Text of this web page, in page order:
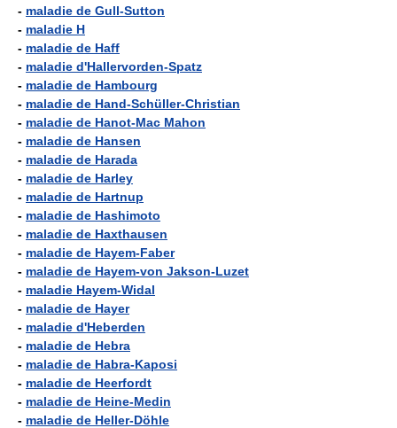
- maladie de Gull-Sutton
- maladie H
- maladie de Haff
- maladie d'Hallervorden-Spatz
- maladie de Hambourg
- maladie de Hand-Schüller-Christian
- maladie de Hanot-Mac Mahon
- maladie de Hansen
- maladie de Harada
- maladie de Harley
- maladie de Hartnup
- maladie de Hashimoto
- maladie de Haxthausen
- maladie de Hayem-Faber
- maladie de Hayem-von Jakson-Luzet
- maladie Hayem-Widal
- maladie de Hayer
- maladie d'Heberden
- maladie de Hebra
- maladie de Habra-Kaposi
- maladie de Heerfordt
- maladie de Heine-Medin
- maladie de Heller-Döhle